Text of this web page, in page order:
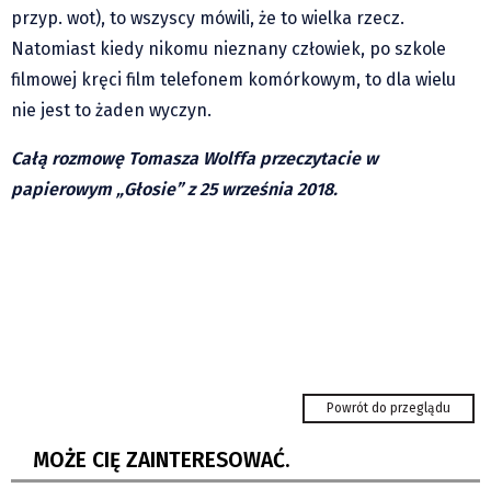
przyp. wot), to wszyscy mówili, że to wielka rzecz.
Natomiast kiedy nikomu nieznany człowiek, po szkole
filmowej kręci film telefonem komórkowym, to dla wielu
nie jest to żaden wyczyn.
Całą rozmowę Tomasza Wolffa przeczytacie w
papierowym „Głosie” z 25 września 2018.
Powrót do przeglądu
MOŻE CIĘ ZAINTERESOWAĆ.
Kierowcy pojadą mostem tymczasowym
Karwina: wielka zmiana kompleksu Lodičky
w parku Boženy Němcowej...
Wspólnie z państwem Zawadzkimi